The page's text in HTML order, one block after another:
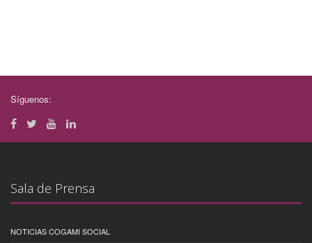
Síguenos:
Sala de Prensa
NOTICIAS COGAMI SOCIAL